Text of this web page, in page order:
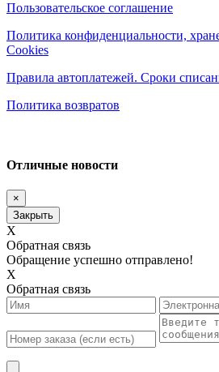
Пользовательское соглашение
Политика конфиденциальности,
Cookies
Правила автоплатежей. Сроки
Политика возвратов
Отличные новости
×
Закрыть
X
Обратная связь
Обращение успешно отправлено!
X
Обратная связь